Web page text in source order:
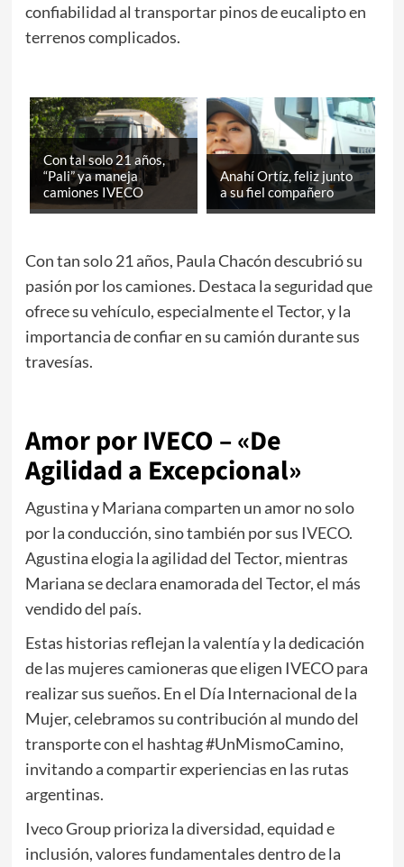
confiabilidad al transportar pinos de eucalipto en
terrenos complicados.
Con tal solo 21 años,
“Pali” ya maneja
camiones IVECO
Anahí Ortíz, feliz junto
a su fiel compañero
Con tan solo 21 años, Paula Chacón descubrió su
pasión por los camiones. Destaca la seguridad que
ofrece su vehículo, especialmente el Tector, y la
importancia de confiar en su camión durante sus
travesías.
Amor por IVECO – «De
Agilidad a Excepcional»
Agustina y Mariana comparten un amor no solo
por la conducción, sino también por sus IVECO.
Agustina elogia la agilidad del Tector, mientras
Mariana se declara enamorada del Tector, el más
vendido del país.
Estas historias reflejan la valentía y la dedicación
de las mujeres camioneras que eligen IVECO para
realizar sus sueños. En el Día Internacional de la
Mujer, celebramos su contribución al mundo del
transporte con el hashtag #UnMismoCamino,
invitando a compartir experiencias en las rutas
argentinas.
Iveco Group prioriza la diversidad, equidad e
inclusión, valores fundamentales dentro de la